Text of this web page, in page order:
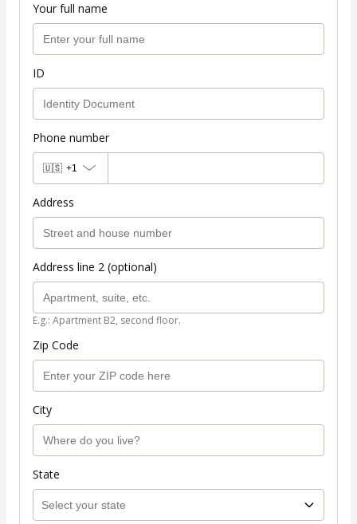
Your full name
ID
Phone number
🇺🇸 +1
Address
Address line 2 (optional)
E.g.: Apartment B2, second floor.
Zip Code
City
State